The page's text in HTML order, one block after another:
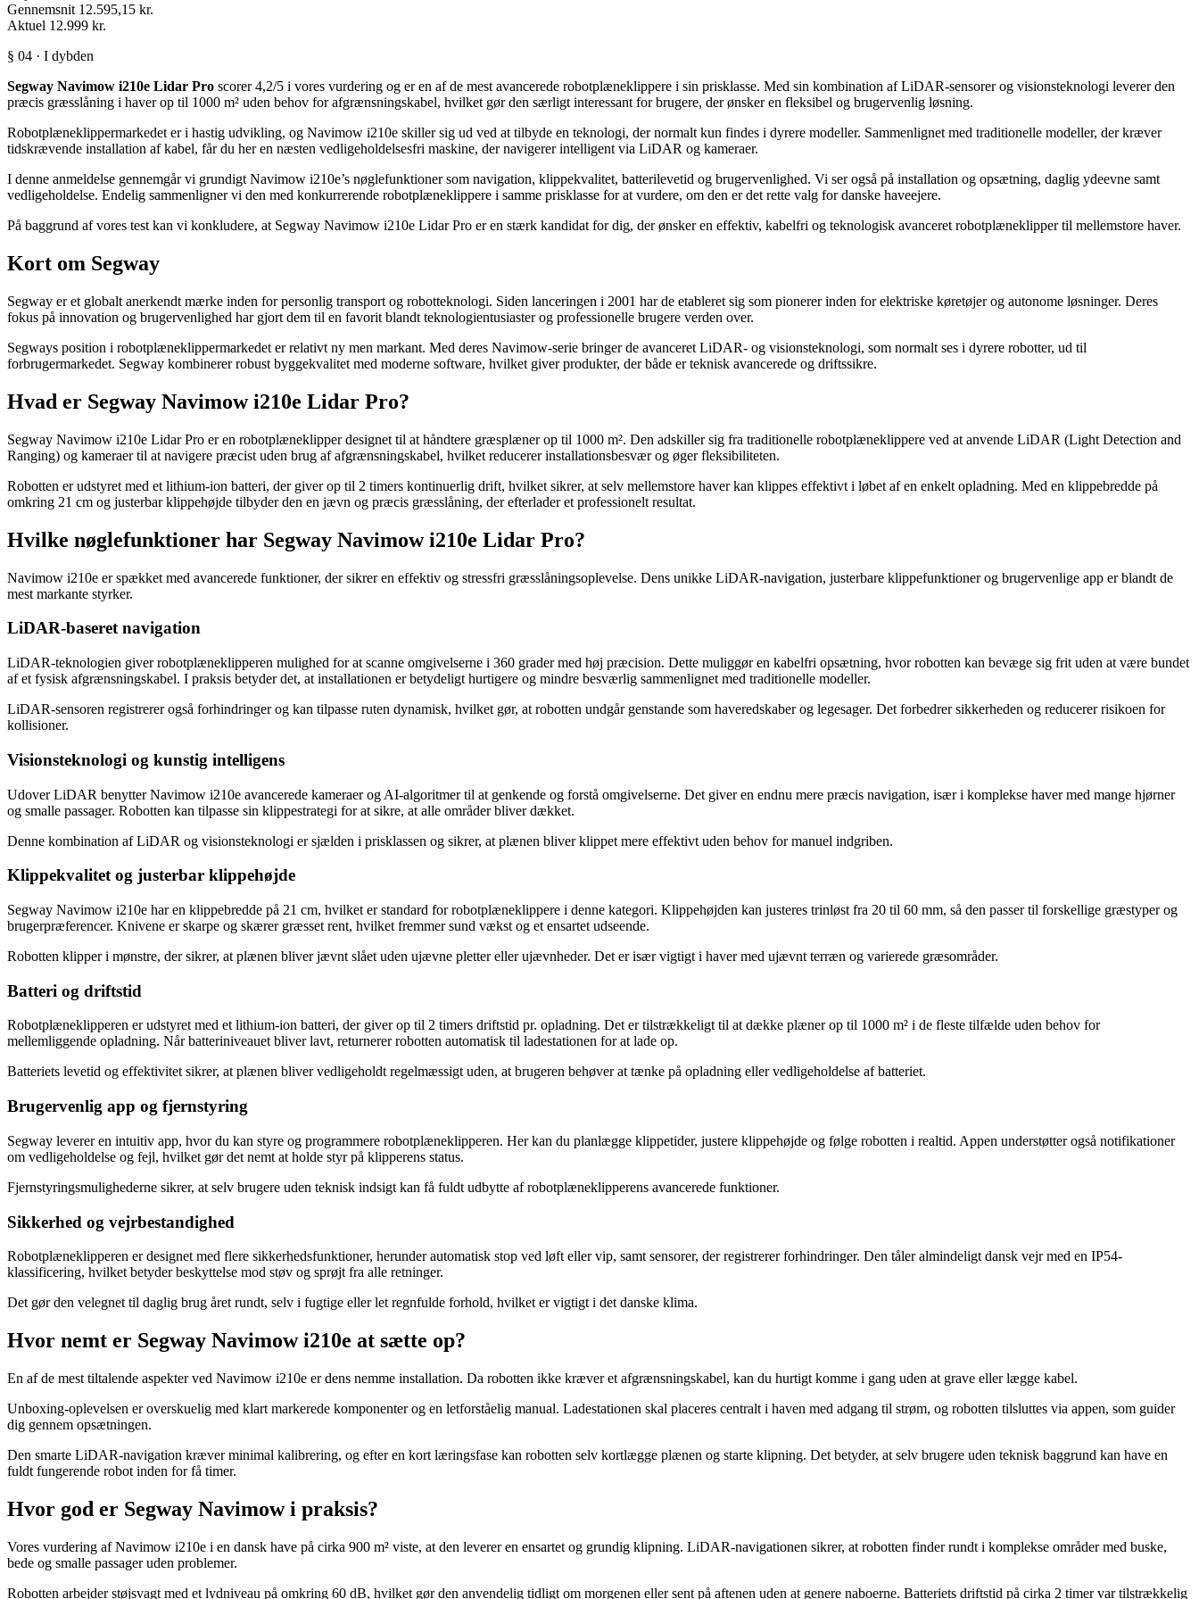
Gennemsnit 12.595,15 kr.
Aktuel 12.999 kr.
§ 04 · I dybden
Segway Navimow i210e Lidar Pro scorer 4,2/5 i vores vurdering og er en af de mest avancerede robotplæneklippere i sin prisklasse. Med sin kombination af LiDAR-sensorer og visionsteknologi leverer den
præcis græsslåning i haver op til 1000 m² uden behov for afgrænsningskabel, hvilket gør den særligt interessant for brugere, der ønsker en fleksibel og brugervenlig løsning.
Robotplæneklippermarkedet er i hastig udvikling, og Navimow i210e skiller sig ud ved at tilbyde en teknologi, der normalt kun findes i dyrere modeller. Sammenlignet med traditionelle modeller, der kræver
tidskrævende installation af kabel, får du her en næsten vedligeholdelsesfri maskine, der navigerer intelligent via LiDAR og kameraer.
I denne anmeldelse gennemgår vi grundigt Navimow i210e’s nøglefunktioner som navigation, klippekvalitet, batterilevetid og brugervenlighed. Vi ser også på installation og opsætning, daglig ydeevne samt
vedligeholdelse. Endelig sammenligner vi den med konkurrerende robotplæneklippere i samme prisklasse for at vurdere, om den er det rette valg for danske haveejere.
På baggrund af vores test kan vi konkludere, at Segway Navimow i210e Lidar Pro er en stærk kandidat for dig, der ønsker en effektiv, kabelfri og teknologisk avanceret robotplæneklipper til mellemstore haver.
Kort om Segway
Segway er et globalt anerkendt mærke inden for personlig transport og robotteknologi. Siden lanceringen i 2001 har de etableret sig som pionerer inden for elektriske køretøjer og autonome løsninger. Deres
fokus på innovation og brugervenlighed har gjort dem til en favorit blandt teknologientusiaster og professionelle brugere verden over.
Segways position i robotplæneklippermarkedet er relativt ny men markant. Med deres Navimow-serie bringer de avanceret LiDAR- og visionsteknologi, som normalt ses i dyrere robotter, ud til
forbrugermarkedet. Segway kombinerer robust byggekvalitet med moderne software, hvilket giver produkter, der både er teknisk avancerede og driftssikre.
Hvad er Segway Navimow i210e Lidar Pro?
Segway Navimow i210e Lidar Pro er en robotplæneklipper designet til at håndtere græsplæner op til 1000 m². Den adskiller sig fra traditionelle robotplæneklippere ved at anvende LiDAR (Light Detection and
Ranging) og kameraer til at navigere præcist uden brug af afgrænsningskabel, hvilket reducerer installationsbesvær og øger fleksibiliteten.
Robotten er udstyret med et lithium-ion batteri, der giver op til 2 timers kontinuerlig drift, hvilket sikrer, at selv mellemstore haver kan klippes effektivt i løbet af en enkelt opladning. Med en klippebredde på
omkring 21 cm og justerbar klippehøjde tilbyder den en jævn og præcis græsslåning, der efterlader et professionelt resultat.
Hvilke nøglefunktioner har Segway Navimow i210e Lidar Pro?
Navimow i210e er spækket med avancerede funktioner, der sikrer en effektiv og stressfri græsslåningsoplevelse. Dens unikke LiDAR-navigation, justerbare klippefunktioner og brugervenlige app er blandt de
mest markante styrker.
LiDAR-baseret navigation
LiDAR-teknologien giver robotplæneklipperen mulighed for at scanne omgivelserne i 360 grader med høj præcision. Dette muliggør en kabelfri opsætning, hvor robotten kan bevæge sig frit uden at være bundet
af et fysisk afgrænsningskabel. I praksis betyder det, at installationen er betydeligt hurtigere og mindre besværlig sammenlignet med traditionelle modeller.
LiDAR-sensoren registrerer også forhindringer og kan tilpasse ruten dynamisk, hvilket gør, at robotten undgår genstande som haveredskaber og legesager. Det forbedrer sikkerheden og reducerer risikoen for
kollisioner.
Visionsteknologi og kunstig intelligens
Udover LiDAR benytter Navimow i210e avancerede kameraer og AI-algoritmer til at genkende og forstå omgivelserne. Det giver en endnu mere præcis navigation, især i komplekse haver med mange hjørner
og smalle passager. Robotten kan tilpasse sin klippestrategi for at sikre, at alle områder bliver dækket.
Denne kombination af LiDAR og visionsteknologi er sjælden i prisklassen og sikrer, at plænen bliver klippet mere effektivt uden behov for manuel indgriben.
Klippekvalitet og justerbar klippehøjde
Segway Navimow i210e har en klippebredde på 21 cm, hvilket er standard for robotplæneklippere i denne kategori. Klippehøjden kan justeres trinløst fra 20 til 60 mm, så den passer til forskellige græstyper og
brugerpræferencer. Knivene er skarpe og skærer græsset rent, hvilket fremmer sund vækst og et ensartet udseende.
Robotten klipper i mønstre, der sikrer, at plænen bliver jævnt slået uden ujævne pletter eller ujævnheder. Det er især vigtigt i haver med ujævnt terræn og varierede græsområder.
Batteri og driftstid
Robotplæneklipperen er udstyret med et lithium-ion batteri, der giver op til 2 timers driftstid pr. opladning. Det er tilstrækkeligt til at dække plæner op til 1000 m² i de fleste tilfælde uden behov for
mellemliggende opladning. Når batteriniveauet bliver lavt, returnerer robotten automatisk til ladestationen for at lade op.
Batteriets levetid og effektivitet sikrer, at plænen bliver vedligeholdt regelmæssigt uden, at brugeren behøver at tænke på opladning eller vedligeholdelse af batteriet.
Brugervenlig app og fjernstyring
Segway leverer en intuitiv app, hvor du kan styre og programmere robotplæneklipperen. Her kan du planlægge klippetider, justere klippehøjde og følge robotten i realtid. Appen understøtter også notifikationer
om vedligeholdelse og fejl, hvilket gør det nemt at holde styr på klipperens status.
Fjernstyringsmulighederne sikrer, at selv brugere uden teknisk indsigt kan få fuldt udbytte af robotplæneklipperens avancerede funktioner.
Sikkerhed og vejrbestandighed
Robotplæneklipperen er designet med flere sikkerhedsfunktioner, herunder automatisk stop ved løft eller vip, samt sensorer, der registrerer forhindringer. Den tåler almindeligt dansk vejr med en IP54-
klassificering, hvilket betyder beskyttelse mod støv og sprøjt fra alle retninger.
Det gør den velegnet til daglig brug året rundt, selv i fugtige eller let regnfulde forhold, hvilket er vigtigt i det danske klima.
Hvor nemt er Segway Navimow i210e at sætte op?
En af de mest tiltalende aspekter ved Navimow i210e er dens nemme installation. Da robotten ikke kræver et afgrænsningskabel, kan du hurtigt komme i gang uden at grave eller lægge kabel.
Unboxing-oplevelsen er overskuelig med klart markerede komponenter og en letforståelig manual. Ladestationen skal placeres centralt i haven med adgang til strøm, og robotten tilsluttes via appen, som guider
dig gennem opsætningen.
Den smarte LiDAR-navigation kræver minimal kalibrering, og efter en kort læringsfase kan robotten selv kortlægge plænen og starte klipning. Det betyder, at selv brugere uden teknisk baggrund kan have en
fuldt fungerende robot inden for få timer.
Hvor god er Segway Navimow i praksis?
Vores vurdering af Navimow i210e i en dansk have på cirka 900 m² viste, at den leverer en ensartet og grundig klipning. LiDAR-navigationen sikrer, at robotten finder rundt i komplekse områder med buske,
bede og smalle passager uden problemer.
Robotten arbejder støjsvagt med et lydniveau på omkring 60 dB, hvilket gør den anvendelig tidligt om morgenen eller sent på aftenen uden at genere naboerne. Batteriets driftstid på cirka 2 timer var tilstrækkelig